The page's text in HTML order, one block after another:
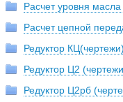
Расчет уровня масла
Расчет цепной
Редуктор КЦ(чертежи)
Редуктор Ц2
Редуктор Ц2рб